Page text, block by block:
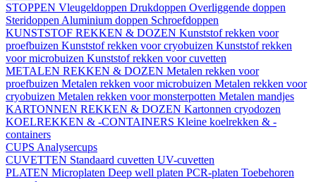
STOPPEN Vleugeldoppen Drukdoppen Overliggende doppen
Steridoppen Aluminium doppen Schroefdoppen
KUNSTSTOF REKKEN & DOZEN Kunststof rekken voor
proefbuizen Kunststof rekken voor cryobuizen Kunststof rekken
voor microbuizen Kunststof rekken voor cuvetten
METALEN REKKEN & DOZEN Metalen rekken voor
proefbuizen Metalen rekken voor microbuizen Metalen rekken voor
cryobuizen Metalen rekken voor monsterpotten Metalen mandjes
KARTONNEN REKKEN & DOZEN Kartonnen cryodozen
KOELREKKEN & -CONTAINERS Kleine koelrekken & -
containers
CUPS Analysercups
CUVETTEN Standaard cuvetten UV-cuvetten
PLATEN Microplaten Deep well platen PCR-platen Toebehoren